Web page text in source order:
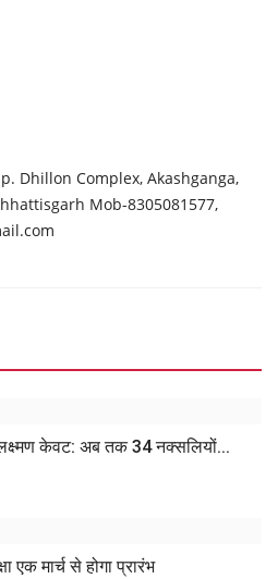
Dhillon Complex, Akashganga,
Mob-8305081577,
केवट: अब तक 34 नक्सलियों...
एक मार्च से होगा प्रारंभ